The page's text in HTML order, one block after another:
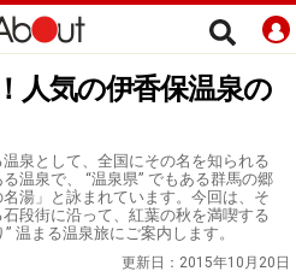
人気の伊香保温泉の
泉として、全国にその名を知られる
温泉で、 “温泉県” でもある群馬の郷
湯」と詠まれています。今回は、そ
段街に沿って、紅葉の秋を満喫する
まる温泉旅にご案内します。
更新日： 2015年10月20日